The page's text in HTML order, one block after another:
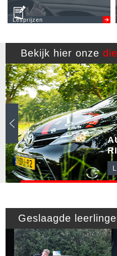
Lesprijzen
Bekijk hier onze
Geslaagde